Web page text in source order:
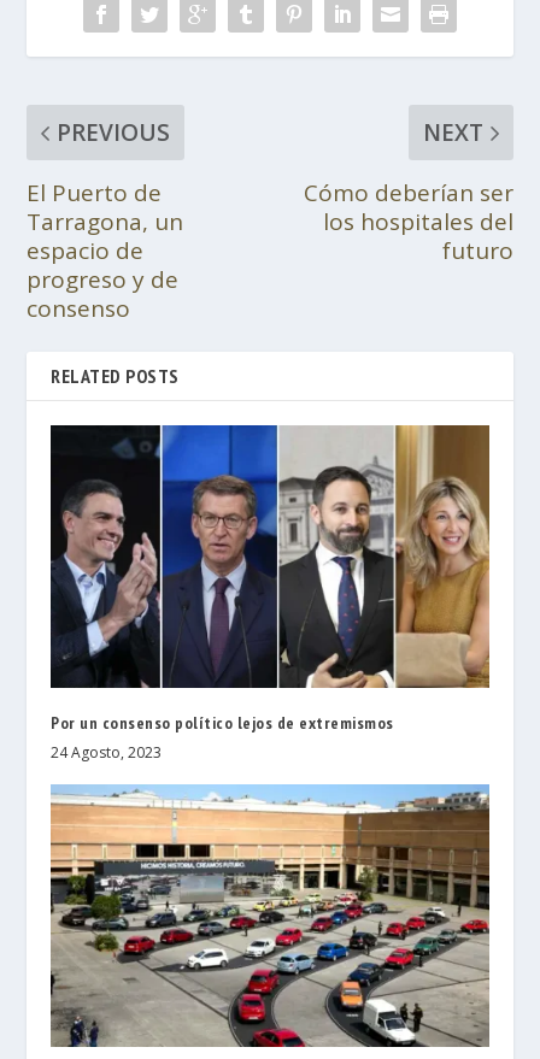
PREVIOUS
El Puerto de
Tarragona, un
espacio de
progreso y de
consenso
NEXT
Cómo deberían ser
los hospitales del
futuro
RELATED POSTS
Por un consenso político lejos de extremismos
24 Agosto, 2023